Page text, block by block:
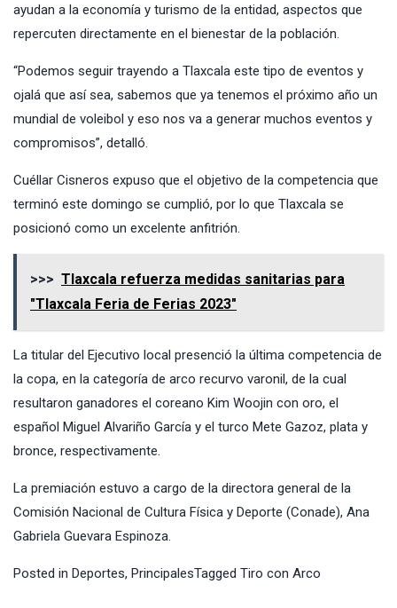
ayudan a la economía y turismo de la entidad, aspectos que
repercuten directamente en el bienestar de la población.
“Podemos seguir trayendo a Tlaxcala este tipo de eventos y
ojalá que así sea, sabemos que ya tenemos el próximo año un
mundial de voleibol y eso nos va a generar muchos eventos y
compromisos”, detalló.
Cuéllar Cisneros expuso que el objetivo de la competencia que
terminó este domingo se cumplió, por lo que Tlaxcala se
posicionó como un excelente anfitrión.
>>> Tlaxcala refuerza medidas sanitarias para
"Tlaxcala Feria de Ferias 2023"
La titular del Ejecutivo local presenció la última competencia de
la copa, en la categoría de arco recurvo varonil, de la cual
resultaron ganadores el coreano Kim Woojin con oro, el
español Miguel Alvariño García y el turco Mete Gazoz, plata y
bronce, respectivamente.
La premiación estuvo a cargo de la directora general de la
Comisión Nacional de Cultura Física y Deporte (Conade), Ana
Gabriela Guevara Espinoza.
Posted in Deportes, PrincipalesTagged Tiro con Arco